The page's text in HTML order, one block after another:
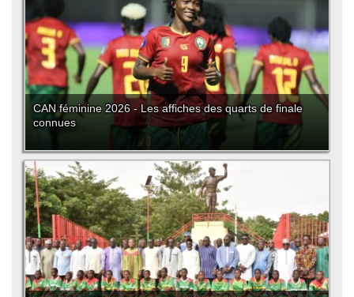
CAN féminine 2026 - Les affiches des quarts de finale
connues